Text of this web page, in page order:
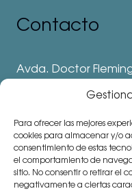
Para ofrecer las mejores
cookies para almacenar y/o
consentimiento de estas
el comportamiento de
sitio. No consentir o retirar el
negativamente a ciertas
Contacto
Avda. Doctor
⅛ 91 694 62 11
⅛ 91 694 62 77
⅛ 91 693 80 41